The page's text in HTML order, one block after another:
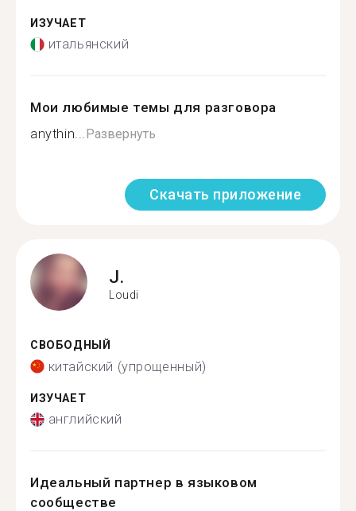
ИЗУЧАЕТ
итальянский
Мои любимые темы для разговора
anythin...Развернуть
Скачать приложение
J.
Loudi
СВОБОДНЫЙ
китайский (упрощенный)
ИЗУЧАЕТ
английский
Идеальный партнер в языковом
сообществе